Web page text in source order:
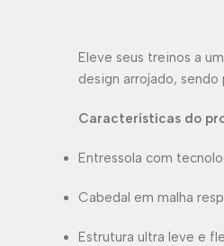
Eleve seus treinos a
design arrojado,
Características do
Entressola com
Cabedal em malha
Estrutura ultra leve e